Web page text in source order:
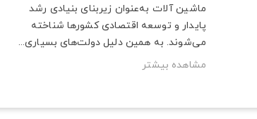
ماشین آلات به‌عنوان زیربنای بنیادی رشد
پایدار و توسعه اقتصادی کشورها شناخته
می‌شوند. به همین دلیل دولت‌های بسیاری...
مشاهده بیشتر